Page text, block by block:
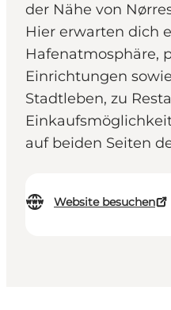
der Nähe von
Hier erwarten dich
Hafenatmosphäre,
Einrichtungen
Stadtleben, zu
auf beiden Seiten
Website besuchen